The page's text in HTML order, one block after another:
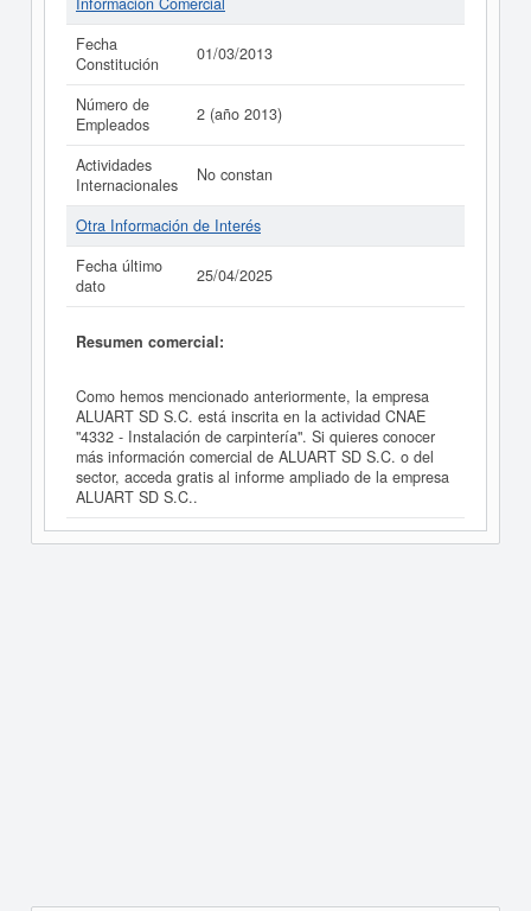
Fecha
Constitución
01/03/2013
Número de
Empleados
2 (año 2013)
Actividades
Internacionales
No constan
Otra Información de Interés
Fecha último
dato
25/04/2025
Resumen comercial:
Como hemos mencionado anteriormente, la empresa
ALUART SD S.C. está inscrita en la actividad CNAE
"4332 - Instalación de carpintería". Si quieres conocer
más información comercial de ALUART SD S.C. o del
sector, acceda gratis al informe ampliado de la empresa
ALUART SD S.C..